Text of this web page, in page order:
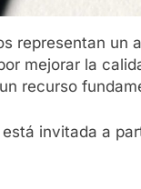
representan un
mejorar la
recurso
invitada a